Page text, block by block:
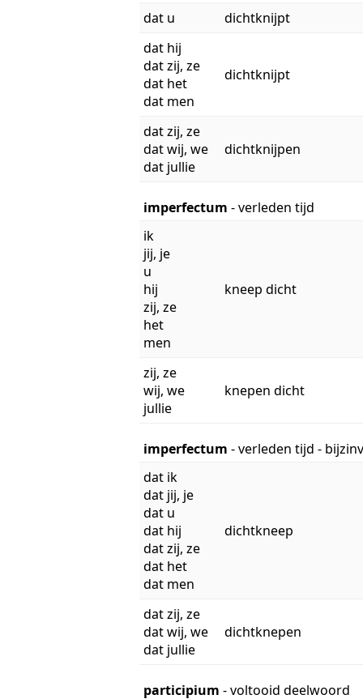
dat u
dichtknijpt
dat hij
dat zij, ze
dat het
dat men
dichtknijpt
dat zij, ze
dat wij, we
dat jullie
dichtknijpen
imperfectum - verleden tijd
ik
jij, je
u
hij
zij, ze
het
men
kneep dicht
zij, ze
wij, we
jullie
knepen dicht
imperfectum - verleden tijd -
dat ik
dat jij, je
dat u
dat hij
dat zij, ze
dat het
dat men
dichtkneep
dat zij, ze
dat wij, we
dat jullie
dichtknepen
participium - voltooid deelwoord